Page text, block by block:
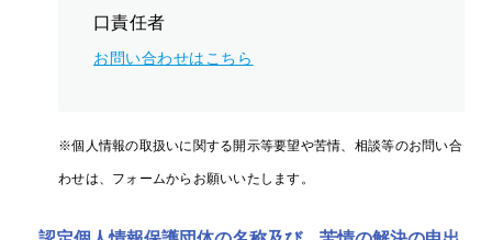
口責任者
お問い合わせはこちら
※個人情報の取扱いに関する開示等要望や苦情、相談等のお問い合
わせは、フォームからお願いいたします。